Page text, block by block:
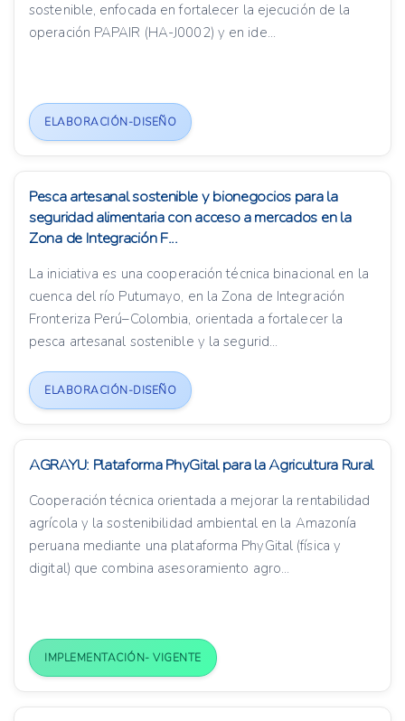
sostenible, enfocada en fortalecer la ejecución de la
operación PAPAIR (HA-J0002) y en ide...
ELABORACIÓN-DISEÑO
Pesca artesanal sostenible y bionegocios para la
seguridad alimentaria con acceso a mercados en la
Zona de Integración F...
La iniciativa es una cooperación técnica binacional en la
cuenca del río Putumayo, en la Zona de Integración
Fronteriza Perú–Colombia, orientada a fortalecer la
pesca artesanal sostenible y la segurid...
ELABORACIÓN-DISEÑO
AGRAYU: Plataforma PhyGital para la Agricultura Rural
Cooperación técnica orientada a mejorar la rentabilidad
agrícola y la sostenibilidad ambiental en la Amazonía
peruana mediante una plataforma PhyGital (física y
digital) que combina asesoramiento agro...
IMPLEMENTACIÓN- VIGENTE